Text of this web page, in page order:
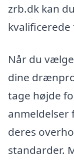
zrb.dk kan
Når du
dine
tage højde
anmeldelser
deres
standarder.